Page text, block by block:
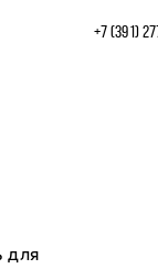
+7 (391)
для